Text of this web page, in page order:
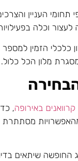
העניין
וכלה
הזמין
מלון הכל כלול.
קרוואנים באירופה,
מסתתרת
שיתאים